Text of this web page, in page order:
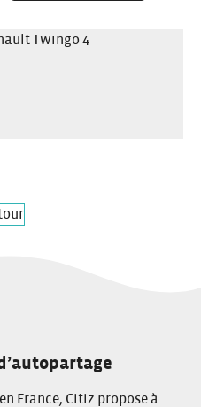
Twingo 4
France, Citiz propose à